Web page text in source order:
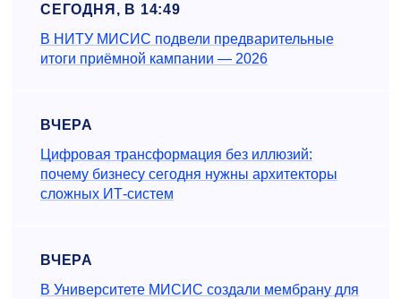
СЕГОДНЯ, В 14:49
В НИТУ МИСИС подвели предварительные
итоги приёмной кампании — 2026
ВЧЕРА
Цифровая трансформация без иллюзий:
почему бизнесу сегодня нужны архитекторы
сложных ИТ-систем
ВЧЕРА
В Университете МИСИС создали мембрану для